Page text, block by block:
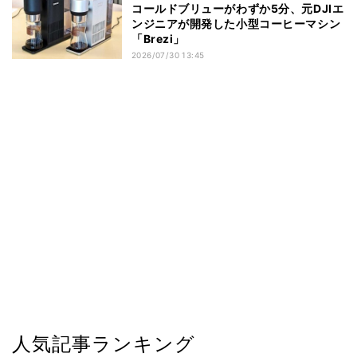
コールドブリューがわずか5分、元DJIエ
ンジニアが開発した小型コーヒーマシン
「Brezi」
2026/07/30 13:45
人気記事ランキング